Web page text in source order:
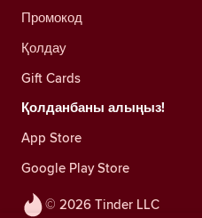
© 2026 Tinder LLC
Промокод
Қолдау
Gift Cards
Қолданбаны алыңыз!
App Store
Google Play Store